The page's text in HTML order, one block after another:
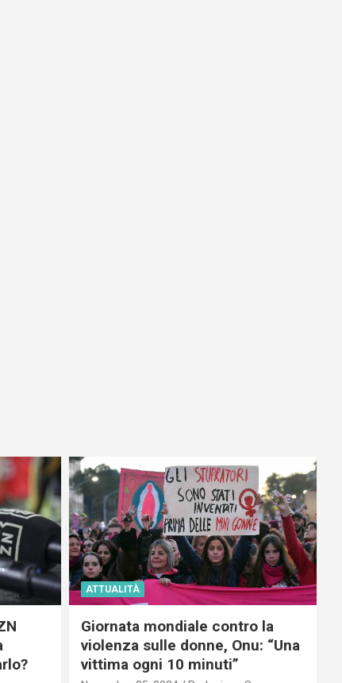
ATTUALITÀ
Giornata mondiale contro la
violenza sulle donne, Onu: “Una
vittima ogni 10 minuti”